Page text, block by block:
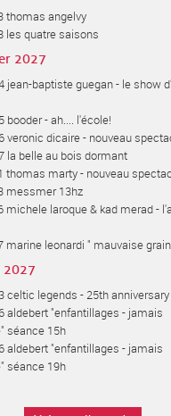
thomas angelvy
les quatre saisons
2027
jean-baptiste guegan - le show
booder - ah.... l'école!
veronic dicaire - nouveau
la belle au bois dormant
thomas marty - nouveau
messmer 13hz
michele laroque & kad merad -
marine leonardi " mauvaise
2027
celtic legends - 25th
aldebert "enfantillages - jamais
séance 15h
aldebert "enfantillages - jamais
séance 19h